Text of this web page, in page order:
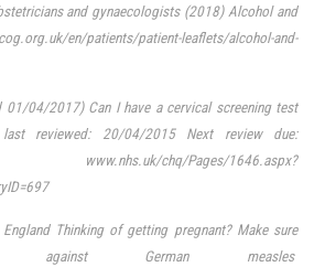
and gynaecologists (2018) Alcohol and
en/patients/patient-leaflets/alcohol-and-
01/04/2017) Can I have a cervical screening test
last reviewed: 20/04/2015 Next review due:
www.nhs.uk/chq/Pages/1646.aspx?
Thinking of getting pregnant? Make sure
against German measles